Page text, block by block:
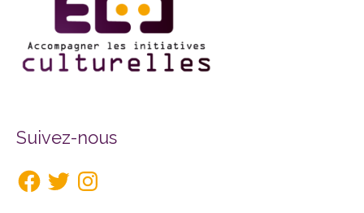
Suivez-nous
Facebook